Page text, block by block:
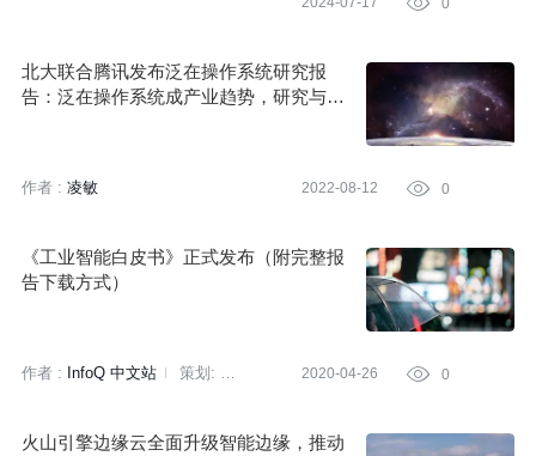
0
北大联合腾讯发布泛在操作系统研究报
告：泛在操作系统成产业趋势，研究与实
作者 : 凌敏 2022-08-12  0
《工业智能白皮书》正式发布（附完整报
告下载方式）
作者 : InfoQ 中文站
策划:
2020-04-26  0
火山引擎边缘云全面升级智能边缘，推动